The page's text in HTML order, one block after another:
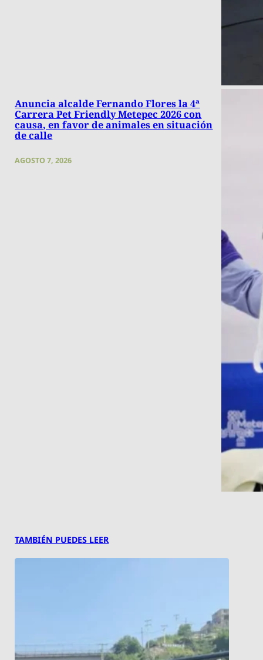
Anuncia alcalde Fernando Flores la 4ª
Carrera Pet Friendly Metepec 2026 con
causa, en favor de animales en situación
de calle
AGOSTO 7, 2026
TAMBIÉN PUEDES LEER